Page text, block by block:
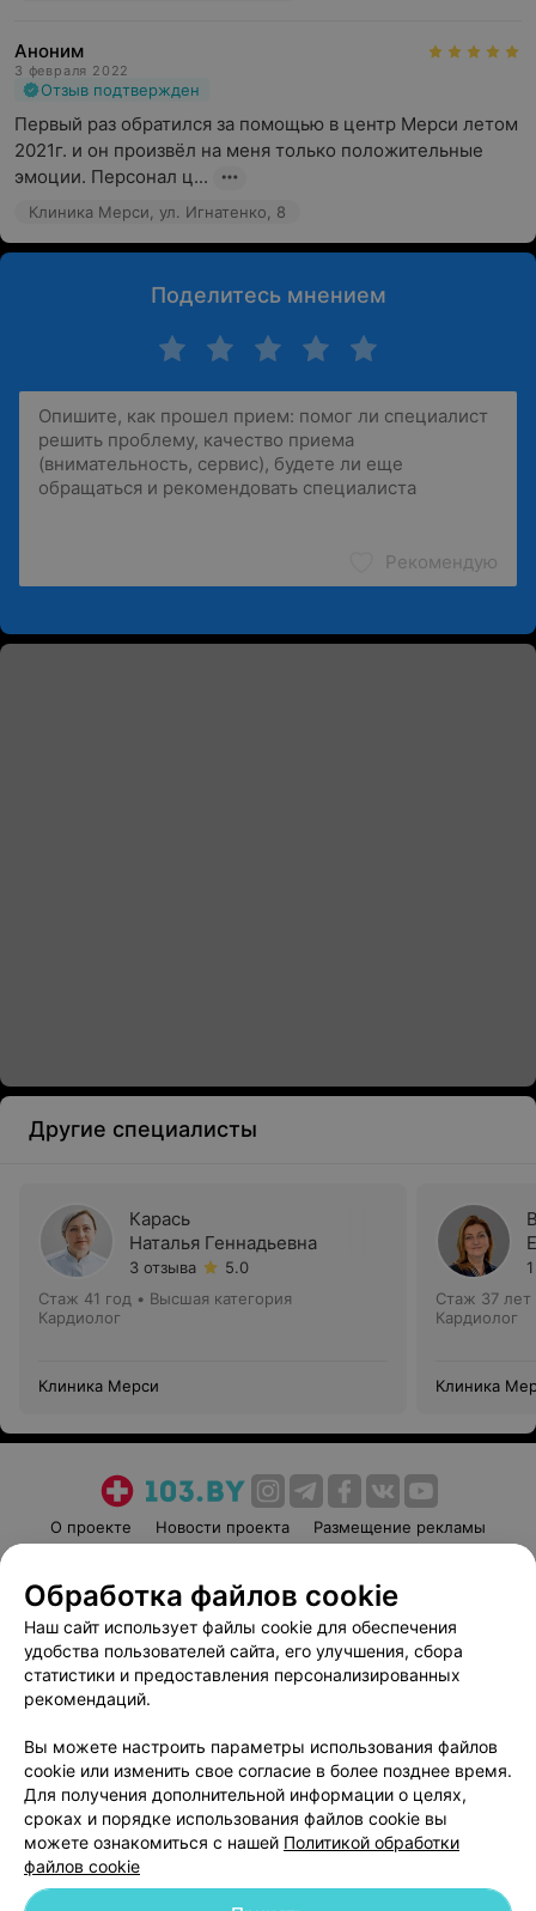
Аноним
3 февраля 2022
Отзыв подтвержден
Первый раз обратился за помощью в центр Мерси летом
2021г. и он произвёл на меня только положительные
эмоции. Персонал ц...
Клиника Мерси, ул. Игнатенко, 8
Поделитесь мнением
Рекомендую
Другие специалисты
Карась
Наталья Геннадьевна
3 отзыва
5.0
Стаж 41 год • Высшая категория
Кардиолог
Клиника Мерси
Стаж 37 лет
Кардиолог
Клиника
О проекте Новости проекта
Размещение рекламы
Пользовательское соглашение
Способы оплаты
Вакансии
Партнеры
Написать руководителю 103.by
Обработка персональных данных
Обработка файлов cookie
Наш сайт использует файлы cookie для обеспечения
удобства пользователей сайта, его улучшения, сбора
статистики и предоставления персонализированных
рекомендаций.
Вы можете настроить параметры использования файлов
cookie или изменить свое согласие в более позднее время.
Для получения дополнительной информации о целях,
сроках и порядке использования файлов cookie вы
можете ознакомиться с нашей Политикой обработки
файлов cookie